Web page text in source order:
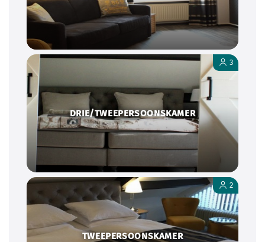
DRIE/TWEEPERSOONSKAMER
3
TWEEPERSOONSKAMER
2